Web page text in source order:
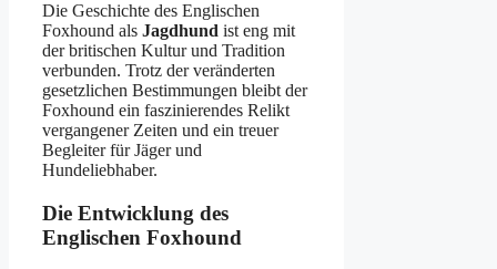
Die Geschichte des Englischen
Foxhound als Jagdhund ist eng mit
der britischen Kultur und Tradition
verbunden. Trotz der veränderten
gesetzlichen Bestimmungen bleibt der
Foxhound ein faszinierendes Relikt
vergangener Zeiten und ein treuer
Begleiter für Jäger und
Hundeliebhaber.
Die Entwicklung des
Englischen Foxhound